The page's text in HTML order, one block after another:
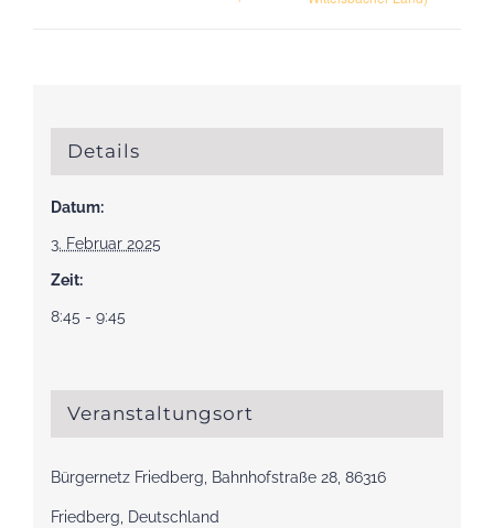
Details
Datum:
3. Februar 2025
Zeit:
8:45 - 9:45
Veranstaltungsort
Bürgernetz Friedberg, Bahnhofstraße 28, 86316
Friedberg, Deutschland